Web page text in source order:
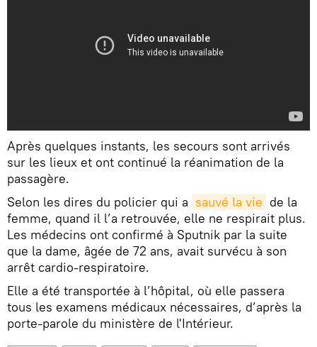
Après quelques instants, les secours sont arrivés
sur les lieux et ont continué la réanimation de la
passagère.
Selon les dires du policier qui a sauvé la vie de la
femme, quand il l’a retrouvée, elle ne respirait plus.
Les médecins ont confirmé à Sputnik par la suite
que la dame, âgée de 72 ans, avait survécu à son
arrêt cardio-respiratoire.
Elle a été transportée à l’hôpital, où elle passera
tous les examens médicaux nécessaires, d’après la
porte-parole du ministère de l'Intérieur.